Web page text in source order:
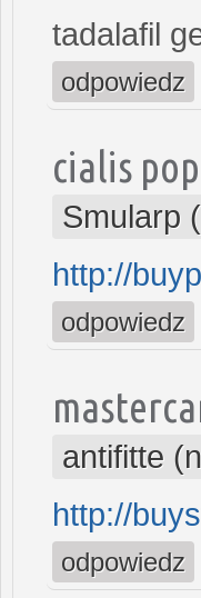
tadalafil
odpowiedz
cialis
Smularp
http://
odpowiedz
antifitte
http://
odpowiedz